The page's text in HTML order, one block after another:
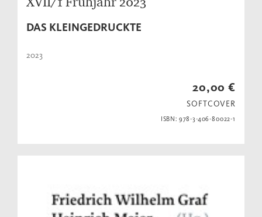
DAS KLEINGEDRUCKTE
2023
20,00 €
SOFTCOVER
ISBN: 978-3-406-80022-1